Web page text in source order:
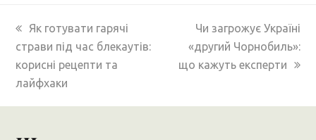
previous
post:
Як готувати гарячі
страви під час блекаутів:
корисні рецепти та
лайфхаки
next
post:
Чи загрожує Україні
«другий Чорнобиль»:
що кажуть експерти